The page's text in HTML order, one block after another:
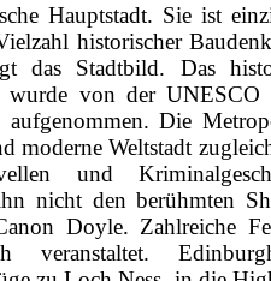
Hauptstadt. Sie ist
historischer
das Stadtbild. Das
wurde von der UNESCO
aufgenommen. Die
moderne Weltstadt
und
nicht den berühmten
Doyle. Zahlreiche
veranstaltet.